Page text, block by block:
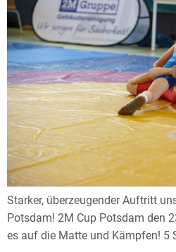
Starker, überzeugender Auftritt
Potsdam! 2M Cup Potsdam den
es auf die Matte und Kämpfen! 5